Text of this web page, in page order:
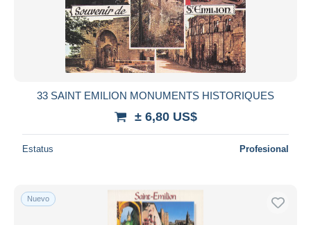
33 SAINT EMILION MONUMENTS HISTORIQUES
± 6,80 US$
Estatus Profesional
Nuevo